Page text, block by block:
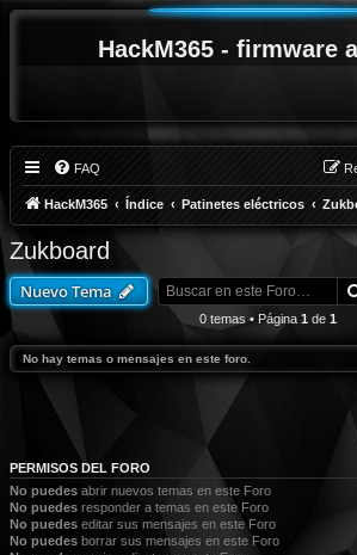
HackM365 - firmware
FAQ
HackM365 Índice Patinetes eléctricos
Zukboard
Nuevo Tema
0 temas • Página 1 de 1
No hay temas o mensajes en este foro.
PERMISOS DEL FORO
No puedes abrir nuevos temas en este Foro
No puedes responder a temas en este Foro
No puedes editar sus mensajes en este Foro
No puedes borrar sus mensajes en este Foro